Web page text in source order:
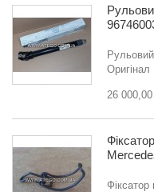
Оригінал
26 000,00
Фіксатор